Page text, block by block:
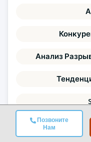
Позвоните
Нам
Анализ